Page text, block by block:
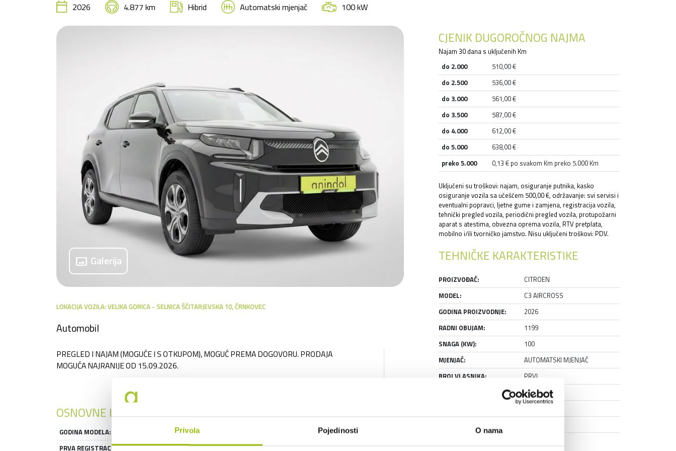
Privola Pojedinosti O nama
2026 4.877 km Hibrid Automatski mjenjač 100 kW
panorama Galerija
LOKACIJA VOZILA: VELIKA GORICA - SELNICA ŠĆITARJEVSKA 10, ČRNKOVEC
Automobil
PREGLED I NAJAM (MOGUĆE I S OTKUPOM), MOGUĆ PREMA DOGOVORU. PRODAJA
MOGUĆA NAJRANIJE OD 15.09.2026.
OSNOVNE INFORMACIJE
GODINA MODELA:
PRVA REGISTRACIJA:
2026
IZGLED I DIMENZIJE
BROJ VRATA:
5
CJENIK DUGOROČNOG NAJMA
Najam 30 dana s uključenih Km
do 2.000
510,00 €
do 2.500
536,00 €
do 3.000
561,00 €
do 3.500
587,00 €
do 4.000
612,00 €
do 5.000
638,00 €
preko 5.000
0,13 € po svakom Km preko 5.000 Km
Uključeni su troškovi: najam, osiguranje putnika, kasko
osiguranje vozila sa učešćem 500,00 €, održavanje: svi servisi i
eventualni popravci, ljetne gume i zamjena, registracija vozila,
tehnički pregled vozila, periodični pregled vozila, protupožarni
aparat s atestima, obvezna oprema vozila, RTV pretplata,
mobilno i/ili tvorničko jamstvo. Nisu uključeni troškovi: PDV.
TEHNIČKE KARAKTERISTIKE
PROIZVOĐAČ:
CITROEN
MODEL:
C3 AIRCROSS
GODINA PROIZVODNJE:
2026
RADNI OBUJAM:
1199
SNAGA (KW):
100
MJENJAČ:
AUTOMATSKI MJENJAČ
BROJ VLASNIKA:
PRVI
DA